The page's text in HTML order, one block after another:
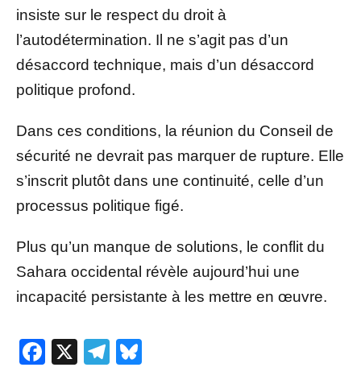
insiste sur le respect du droit à
l’autodétermination. Il ne s’agit pas d’un
désaccord technique, mais d’un désaccord
politique profond.
Dans ces conditions, la réunion du Conseil de
sécurité ne devrait pas marquer de rupture. Elle
s’inscrit plutôt dans une continuité, celle d’un
processus politique figé.
Plus qu’un manque de solutions, le conflit du
Sahara occidental révèle aujourd’hui une
incapacité persistante à les mettre en œuvre.
Facebook
X Telegram